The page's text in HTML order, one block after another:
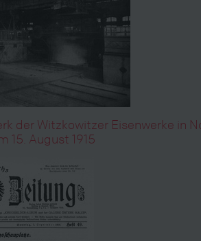
der Witzkowitzer Eisenwerke in
15. August 1915